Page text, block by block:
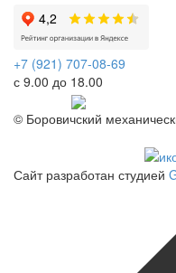
+7 (921) 707-08-69
с 9.00 до 18.00
© Боровичский
Сайт разработан студией